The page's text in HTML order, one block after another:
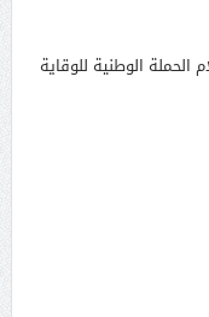
الحملة الوطنية للوقاية